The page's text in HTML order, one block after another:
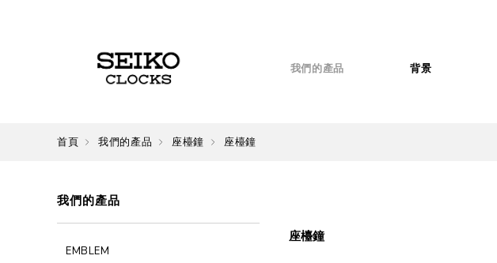
我們的產品 背景
首頁 我們的產品 座檯鐘 座檯鐘
我們的產品
EMBLEM
座檯鐘